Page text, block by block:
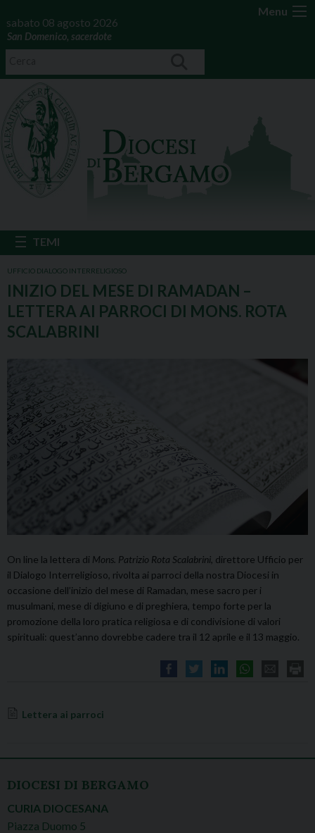
Menu
sabato 08 agosto 2026
San Domenico, sacerdote
UFFICIO DIALOGO INTERRELIGIOSO
INIZIO DEL MESE DI RAMADAN –
LETTERA AI PARROCI DI MONS. ROTA
SCALABRINI
On line la lettera di Mons. Patrizio Rota Scalabrini , direttore Ufficio per
il Dialogo Interreligioso, rivolta ai parroci della nostra Diocesi in
occasione dell’inizio del mese di Ramadan, mese sacro per i
musulmani, mese di digiuno e di preghiera, tempo forte per la
promozione della loro pratica religiosa e di condivisione di valori
spirituali: quest’anno dovrebbe cadere tra il 12 aprile e il 13 maggio.
Lettera ai parroci
DIOCESI DI BERGAMO
CURIA DIOCESANA
Piazza Duomo 5